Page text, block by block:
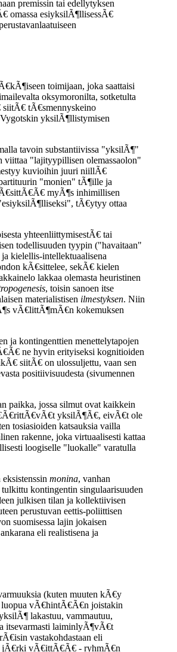
premissin tai edellytyksen
omassa esiyksilÃ¶llisessÃ€
toimijaan, joka saattaisi
oksymoronilta, sotketulta
siitÃ€ tÃ€smennyskeino
yksilÃ¶llistymisen
tavoin substantiivissa "yksilÃ¶"
viittaa "lajityypillisen olemassaolon"
kuvioihin juuri niillÃ€
"monien" tÃ¶ille ja
myÃ¶s inhimillisen
tÃ€ytyy ottaa
yhteenliittymisestÃ€ tai
todellisuuden tyypin ("havaitaan"
kielellis-intellektuaalisena
kÃ€sittelee, sekÃ€ kielen
lakkaa olemasta heuristinen
, toisin sanoen itse
materialistisen ilmestyksen. Niin
vÃ€littÃ¶mÃ€n kokemuksen
ja kontingenttien menettelytapojen
ne hyvin erityiseksi kognitioiden
siitÃ€ on ulossuljettu, vaan sen
positiivisuudesta (sivumennen
paikka, jossa silmut ovat kaikkein
yksilÃ¶Ã€, eivÃ€t ole
tosiasioiden katsauksia vailla
rakenne, joka virtuaalisesti kattaa
loogiselle "luokalle" varatulla
monina, vanhan
kontingentin singulaarisuuden
julkisen tilan ja kollektiivisen
perustuvan eettis-poliittisen
suomisessa lajin jokaisen
eli realistisena ja
(kuten muuten kÃ€y
vÃ€hintÃ€Ã€n joistakin
lakastuu, vammautuu,
itsevarmasti laiminlyÃ¶vÃ€t
vastakohdastaan eli
jÃ€rki vÃ€ittÃ€Ã€ - ryhmÃ€n